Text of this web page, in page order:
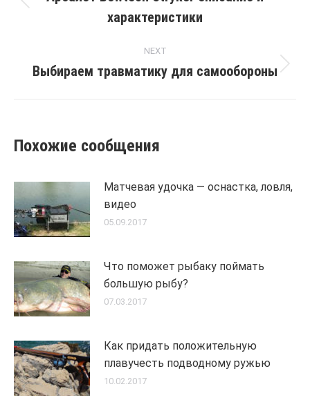
Previous
post:
характеристики
NEXT
Next
Выбираем травматику для самообороны
Похожие сообщения
Матчевая удочка — оснастка, ловля,
видео
05.09.2017
Что поможет рыбаку поймать
большую рыбу?
07.03.2017
Как придать положительную
плавучесть подводному ружью
10.02.2017